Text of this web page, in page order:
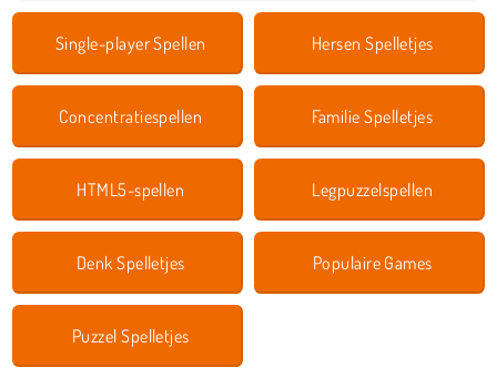
Single-player Spellen Hersen Spelletjes
Concentratiespellen Familie Spelletjes
HTML5-spellen Legpuzzelspellen
Denk Spelletjes Populaire Games
Puzzel Spelletjes